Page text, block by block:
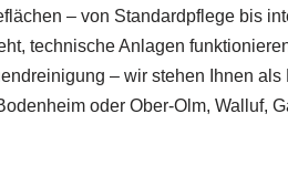
– von Standardpflege bis
technische Anlagen
– wir stehen Ihnen
oder Ober-Olm, Walluf,